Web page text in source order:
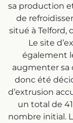
sa production
de
situé à Telford,
Le site
également
augmenter sa
donc été
d’extrusion
un total de
nombre initial.